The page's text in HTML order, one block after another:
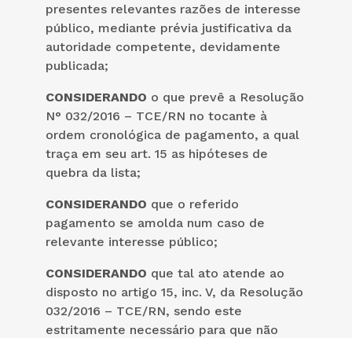
presentes relevantes razões de interesse
público, mediante prévia justificativa da
autoridade competente, devidamente
publicada;
CONSIDERANDO o que prevê a Resolução
N° 032/2016 – TCE/RN no tocante à
ordem cronológica de pagamento, a qual
traça em seu art. 15 as hipóteses de
quebra da lista;
CONSIDERANDO que o referido
pagamento se amolda num caso de
relevante interesse público;
CONSIDERANDO que tal ato atende ao
disposto no artigo 15, inc. V, da Resolução
032/2016 – TCE/RN, sendo este
estritamente necessário para que não